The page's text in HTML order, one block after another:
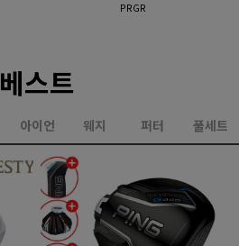
PRGR
베스트
아이언 웨지 퍼터 풀세트